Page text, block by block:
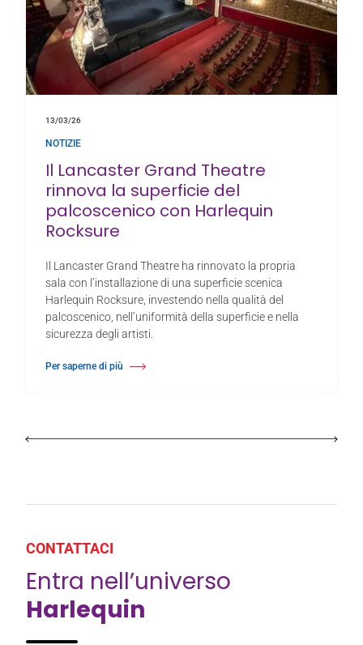
13/03/26
NOTIZIE
Il Lancaster Grand Theatre
rinnova la superficie del
palcoscenico con Harlequin
Rocksure
Il Lancaster Grand Theatre ha rinnovato la propria
sala con l’installazione di una superficie scenica
Harlequin Rocksure, investendo nella qualità del
palcoscenico, nell’uniformità della superficie e nella
sicurezza degli artisti.
Per saperne di più
Di Il Lancaster Grand Theatre rinnova la superficie del palcoscenico con
CONTATTACI
Entra nell’universo
Harlequin